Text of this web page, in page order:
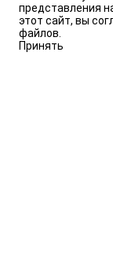
представления
этот сайт, вы
файлов.
Принять